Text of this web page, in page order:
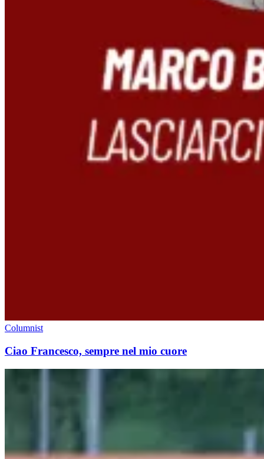
Columnist
Ciao Francesco, sempre nel mio cuore